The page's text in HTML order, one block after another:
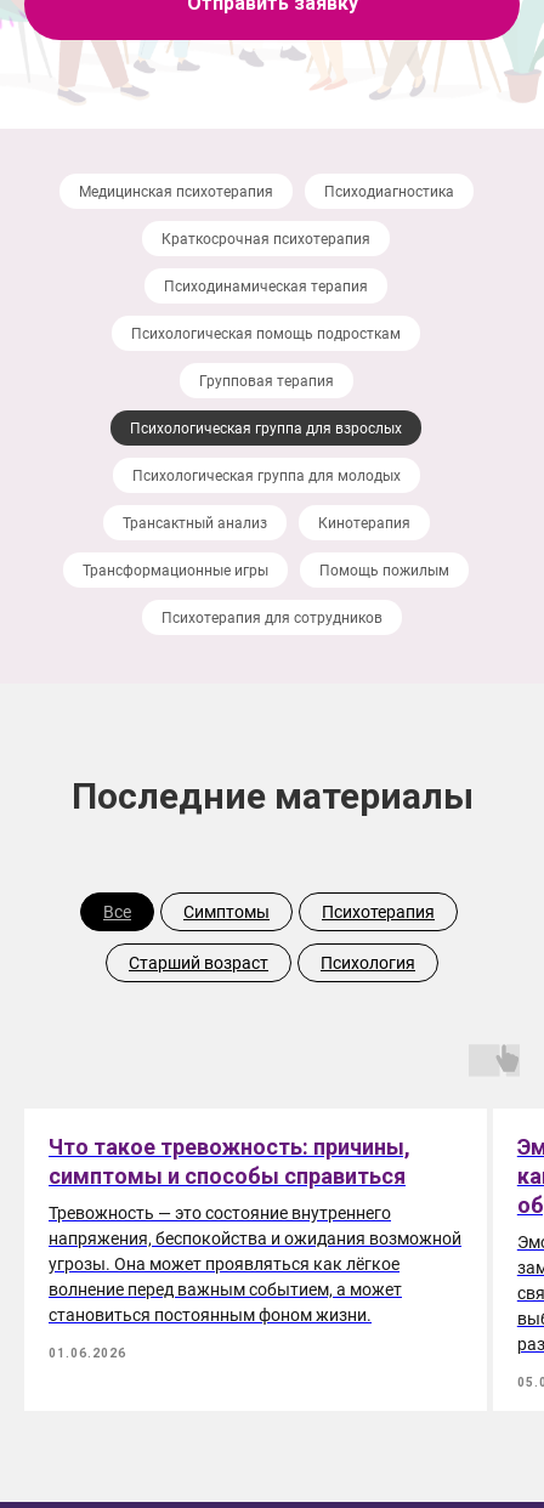
Медицинская психотерапия Психодиагностика
Краткосрочная психотерапия
Психодинамическая терапия
Психологическая помощь подросткам
Групповая терапия
Психологическая группа для взрослых
Психологическая группа для молодых
Трансактный анализ Кинотерапия
Трансформационные игры Помощь пожилым
Психотерапия для сотрудников
Последние материалы
Все Симптомы Психотерапия
Старший возраст Психология
ПСИХОЛОГИЯ
Что такое тревожность: причины,
симптомы и способы справиться
Тревожность — это состояние внутреннего
напряжения, беспокойства и ожидания возможной
угрозы. Она может проявляться как лёгкое
волнение перед важным событием, а может
становиться постоянным фоном жизни.
01.06.2026